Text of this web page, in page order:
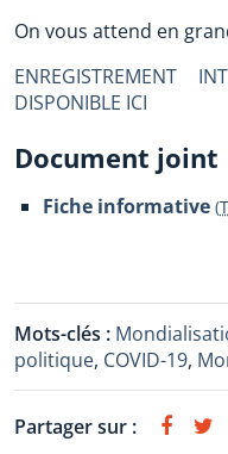
On vous attend en
ENREGISTREMENT
DISPONIBLE ICI
Document joint
Fiche informative (
Mots-clés :
politique, COVID-19,
Partager sur :